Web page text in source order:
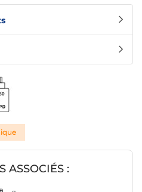
ASSOCIÉS :